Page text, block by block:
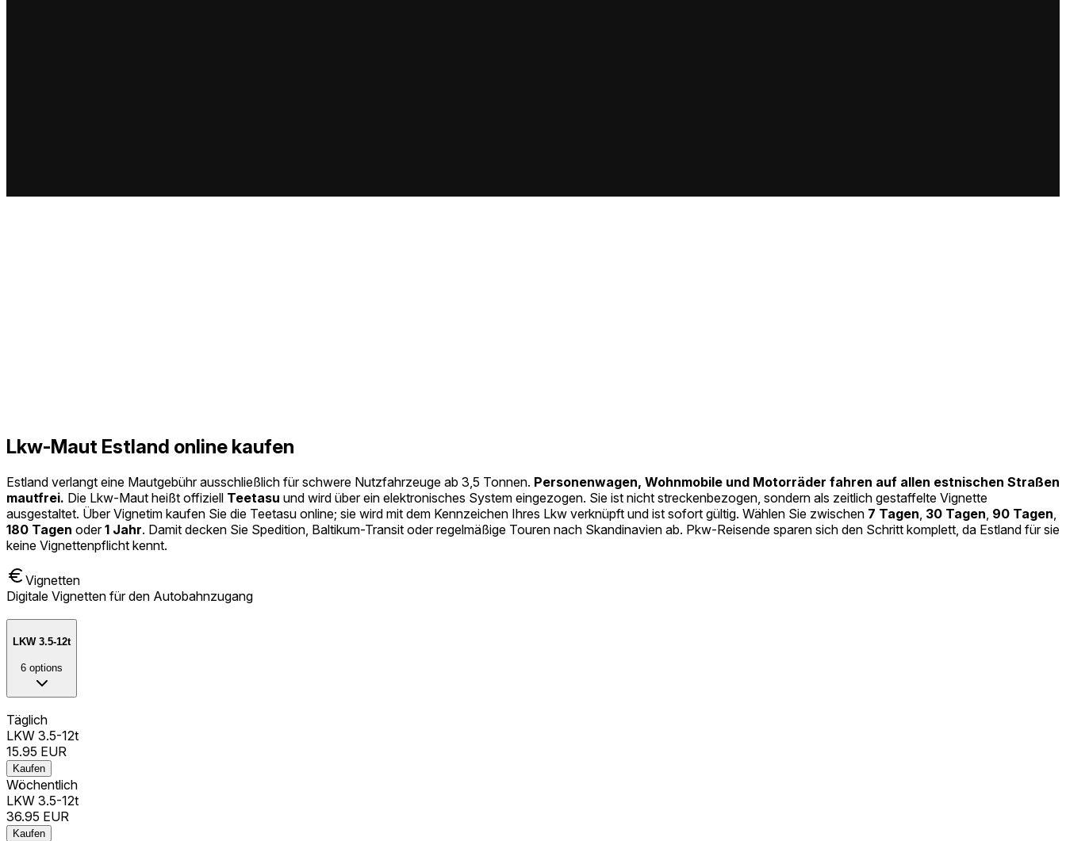
Lkw-Maut Estland online kaufen
Estland verlangt eine Mautgebühr ausschließlich für schwere Nutzfahrzeuge ab 3,5 Tonnen. Personenwagen, Wohnmobile und Motorräder fahren auf allen estnischen Straßen
mautfrei. Die Lkw-Maut heißt offiziell Teetasu und wird über ein elektronisches System eingezogen. Sie ist nicht streckenbezogen, sondern als zeitlich gestaffelte Vignette
ausgestaltet. Über Vignetim kaufen Sie die Teetasu online; sie wird mit dem Kennzeichen Ihres Lkw verknüpft und ist sofort gültig. Wählen Sie zwischen 7 Tagen, 30 Tagen, 90 Tagen,
180 Tagen oder1 Jahr. Damit decken Sie Spedition, Baltikum-Transit oder regelmäßige Touren nach Skandinavien ab. Pkw-Reisende sparen sich den Schritt komplett, da Estland für sie
keine Vignettenpflicht kennt.
Vignetten
Digitale Vignetten für den Autobahnzugang
LKW 3.5-12t
6 options
Täglich
LKW 3.5-12t
15.95 EUR
Kaufen
Wöchentlich
LKW 3.5-12t
36.95 EUR
Kaufen